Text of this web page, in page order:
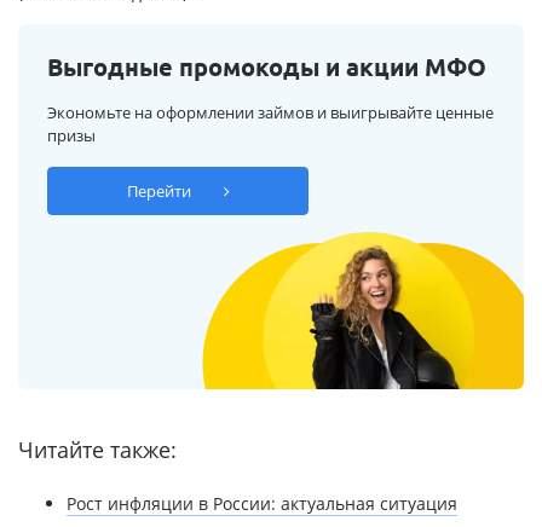
Выгодные промокоды и акции МФО
Экономьте на оформлении займов и выигрывайте ценные
призы
Перейти
Читайте также:
Рост инфляции в России: актуальная ситуация